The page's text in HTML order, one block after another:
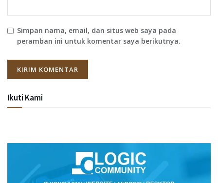
Simpan nama, email, dan situs web saya pada
peramban ini untuk komentar saya berikutnya.
Ikuti Kami